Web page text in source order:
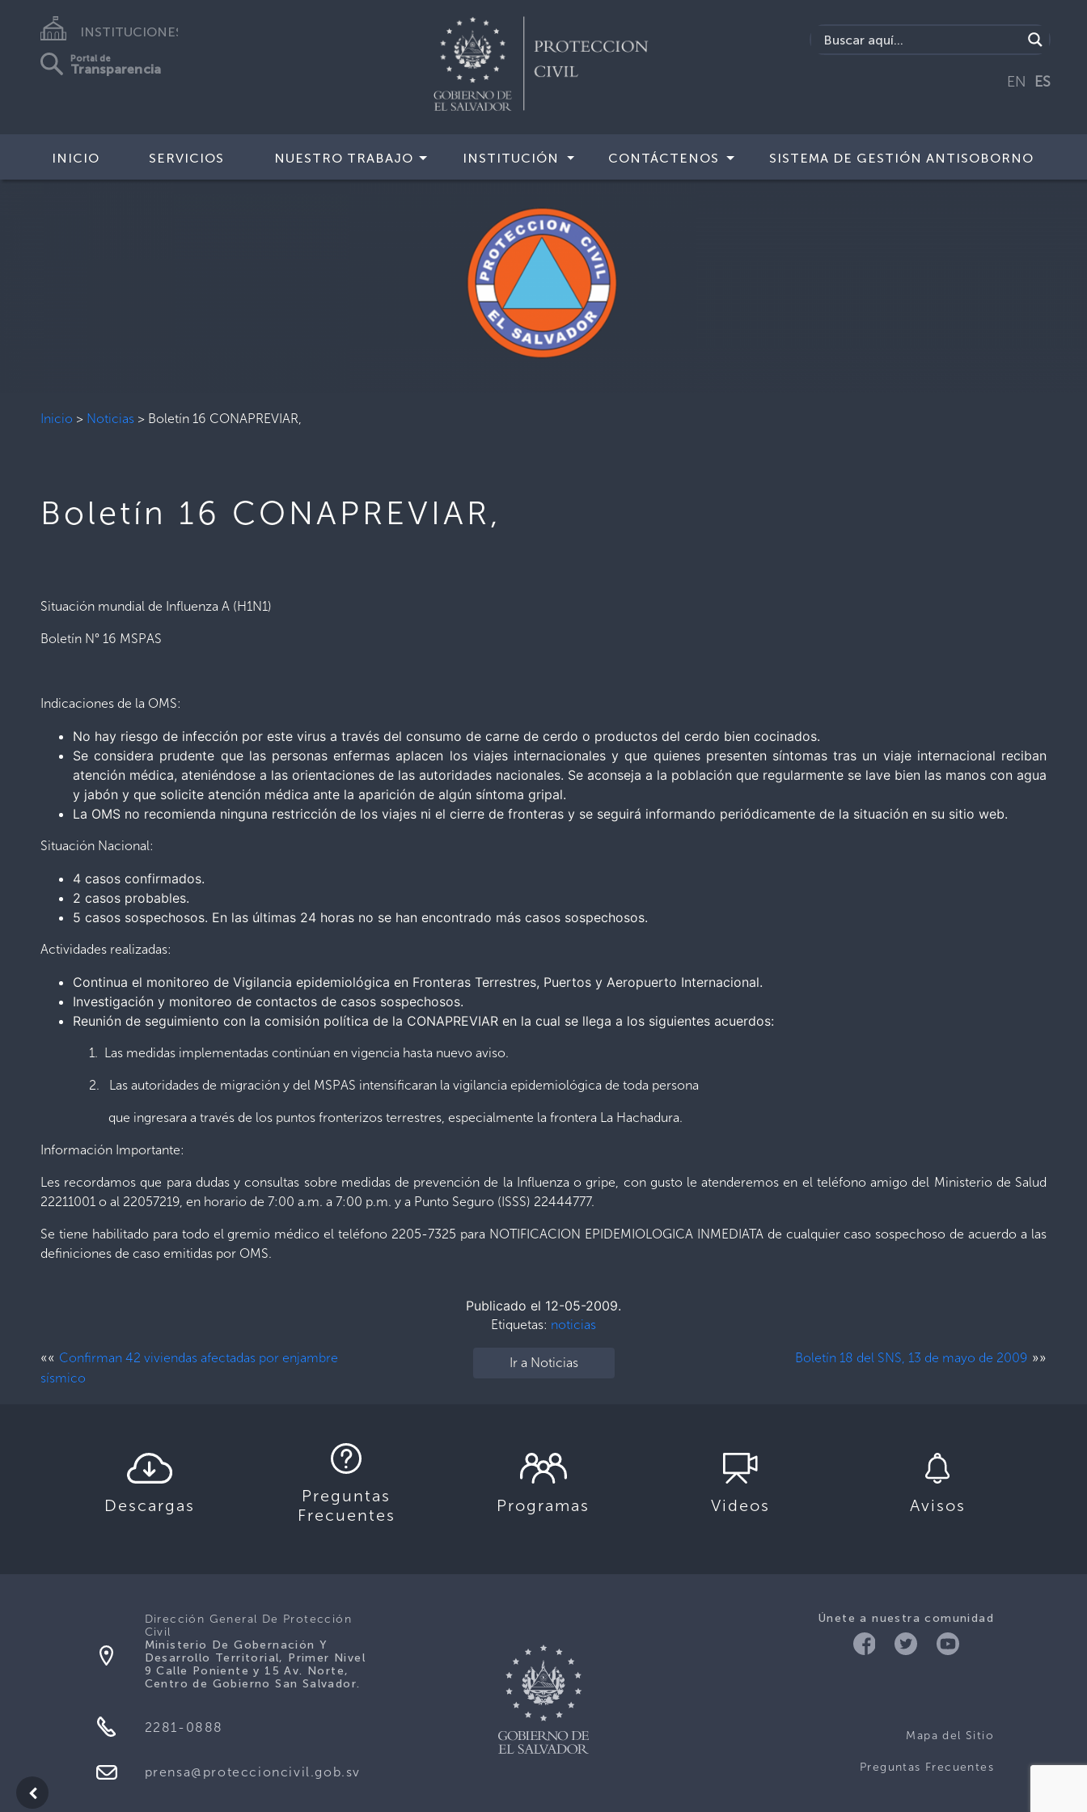
INSTITUCIONES
Portal de
Transparencia
EN ES
INICIO SERVICIOS NUESTRO TRABAJO INSTITUCIÓN CONTÁCTENOS SISTEMA DE GESTIÓN ANTISOBORNO
Inicio > Noticias > Boletín 16 CONAPREVIAR,
Boletín 16 CONAPREVIAR,
Situación mundial de Influenza A (H1N1)
Boletín N° 16 MSPAS
Indicaciones de la OMS:
No hay riesgo de infección por este virus a través del consumo de carne de cerdo o productos del cerdo bien cocinados.
Se considera prudente que las personas enfermas aplacen los viajes internacionales y que quienes presenten síntomas tras un viaje internacional reciban
atención médica, ateniéndose a las orientaciones de las autoridades nacionales. Se aconseja a la población que regularmente se lave bien las manos con agua
y jabón y que solicite atención médica ante la aparición de algún síntoma gripal.
La OMS no recomienda ninguna restricción de los viajes ni el cierre de fronteras y se seguirá informando periódicamente de la situación en su sitio web.
Situación Nacional:
4 casos confirmados.
2 casos probables.
5 casos sospechosos. En las últimas 24 horas no se han encontrado más casos sospechosos.
Actividades realizadas:
Continua el monitoreo de Vigilancia epidemiológica en Fronteras Terrestres, Puertos y Aeropuerto Internacional.
Investigación y monitoreo de contactos de casos sospechosos.
Reunión de seguimiento con la comisión política de la CONAPREVIAR en la cual se llega a los siguientes acuerdos:
1. Las medidas implementadas continúan en vigencia hasta nuevo aviso.
2. Las autoridades de migración y del MSPAS intensificaran la vigilancia epidemiológica de toda persona
que ingresara a través de los puntos fronterizos terrestres, especialmente la frontera La Hachadura.
Información Importante:
Les recordamos que para dudas y consultas sobre medidas de prevención de la Influenza o gripe, con gusto le atenderemos en el teléfono amigo del Ministerio de Salud
22211001 o al 22057219, en horario de 7:00 a.m. a 7:00 p.m. y a Punto Seguro (ISSS) 22444777.
Se tiene habilitado para todo el gremio médico el teléfono 2205-7325 para NOTIFICACION EPIDEMIOLOGICA INMEDIATA de cualquier caso sospechoso de acuerdo a las
definiciones de caso emitidas por OMS.
Publicado el 12-05-2009.
Etiquetas: noticias
«« Confirman 42 viviendas afectadas por enjambre
sísmico
Ir a Noticias Boletín 18 del SNS, 13 de mayo de 2009 »»
Descargas
Preguntas
Frecuentes
Programas Videos Avisos
Únete a nuestra comunidad
Mapa del Sitio
Preguntas Frecuentes
Dirección General De Protección
Civil
Ministerio De Gobernación Y
Desarrollo Territorial, Primer Nivel
9 Calle Poniente y 15 Av. Norte,
Centro de Gobierno San Salvador.
2281-0888
prensa@proteccioncivil.gob.sv